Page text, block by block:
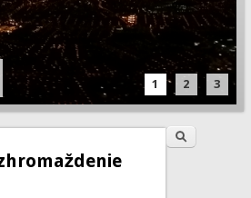
1 2 3
Hľadať